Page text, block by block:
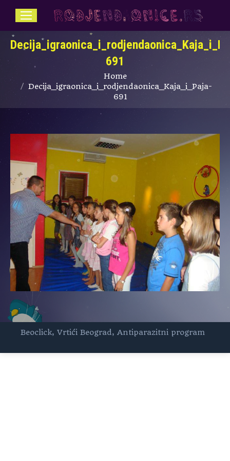
691
Home
Decija_igraonica_i_rodjendaonica_Kaja_i_Paja-
691
Beoclick, Vrtići Beograd, Antiparazitni program